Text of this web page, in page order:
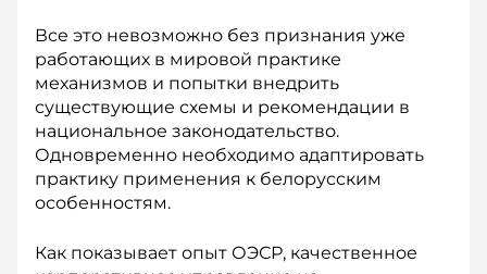
Все это невозможно без признания уже
работающих в мировой практике
механизмов и попытки внедрить
существующие схемы и рекомендации в
национальное законодательство.
Одновременно необходимо адаптировать
практику применения к белорусским
особенностям.
Как показывает опыт ОЭСР, качест­венное